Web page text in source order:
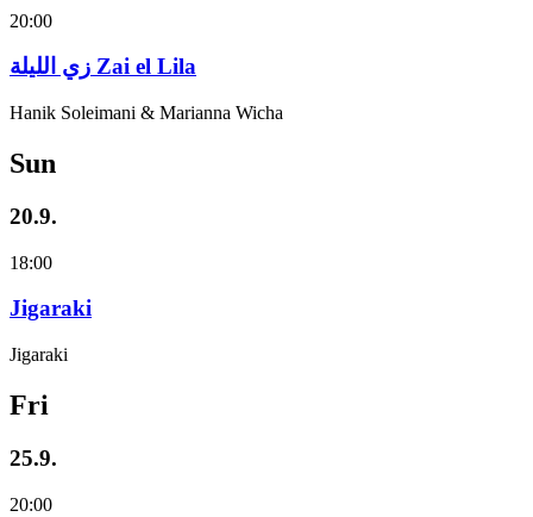
20:00
زي‌ اللیلة Zai el Lila
Hanik Soleimani & Marianna Wicha
Sun
20.9.
18:00
Jigaraki
Jigaraki
Fri
25.9.
20:00